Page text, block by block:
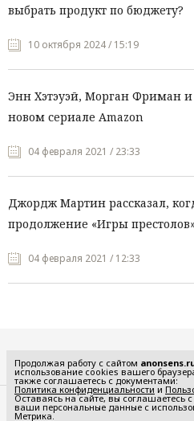
выбрать продукт по бюджету?
10 октября 2024 / 15:19
Энн Хэтэуэй, Морган Фриман
новом сериале Amazon
04 февраля 2021 / 23:33
Джордж Мартин рассказал,
продолжение «Игры
04 февраля 2021 / 12:33
Редакция
Продолжая работу с сайтом
использование cookies вашего
также соглашаетесь с документами:
Политика конфиденциальности и
Оставаясь на сайте, вы соглашаетесь
ваши персональные данные с
Метрика.